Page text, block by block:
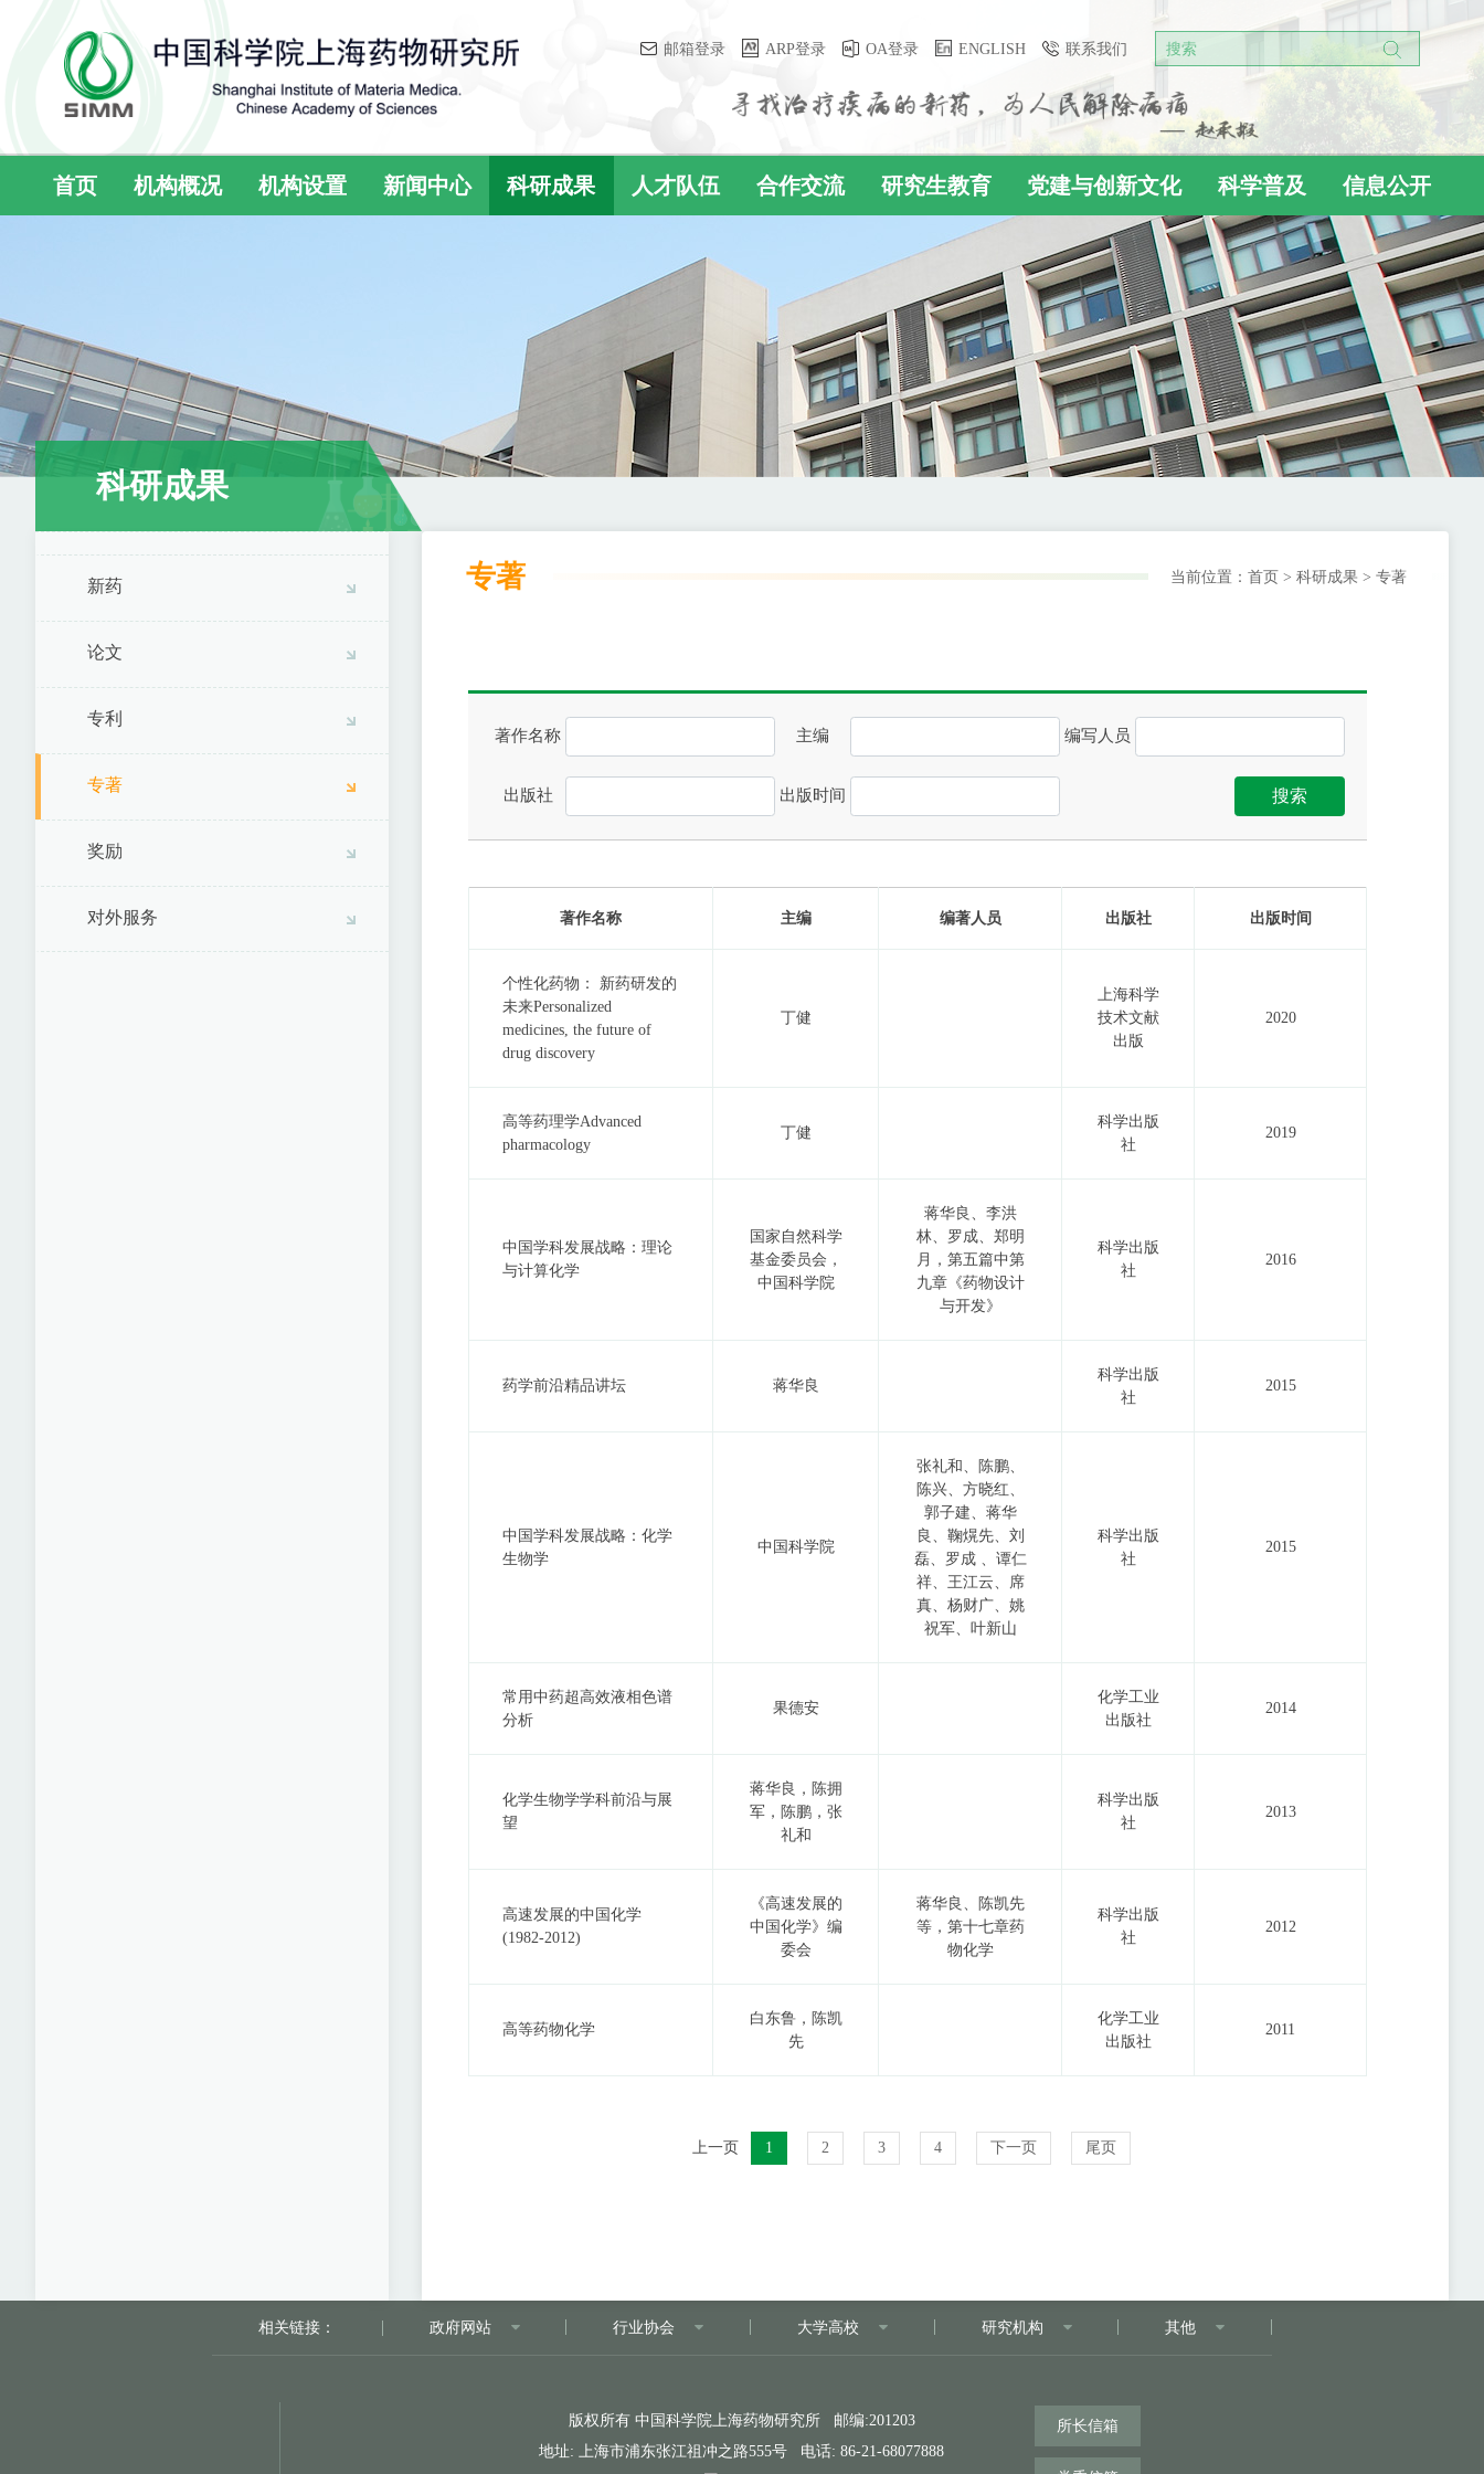
邮箱登录 ARP登录 OA登录 ENGLISH 联系我们 搜索
首页 机构概况 机构设置 新闻中心 科研成果 人才队伍 合作交流 研究生教育 党建与创新文化 科学普及 信息公开
科研成果
新药
论文
专利
专著
奖励
对外服务
专著 当前位置： 首页 > 科研成果 > 专著
著作名称 主编 编写人员
出版社 出版时间 搜索
著作名称 主编 编著人员 出版社 出版时间
个性化药物： 新药研发的
未来Personalized
medicines, the future of
drug discovery
丁健
上海科学
技术文献
出版
2020
高等药理学Advanced
pharmacology
丁健
科学出版
社
2019
中国学科发展战略：理论
与计算化学
国家自然科学
基金委员会，
中国科学院
蒋华良、李洪
林、罗成、郑明
月，第五篇中第
九章《药物设计
与开发》
科学出版
社
2016
药学前沿精品讲坛 蒋华良
科学出版
社
2015
中国学科发展战略：化学
生物学
中国科学院
张礼和、陈鹏、
陈兴、方晓红、
郭子建、蒋华
良、鞠熀先、刘
磊、罗成 、谭仁
祥、王江云、席
真、杨财广、姚
祝军、叶新山
科学出版
社
2015
常用中药超高效液相色谱
分析
果德安
化学工业
出版社
2014
化学生物学学科前沿与展
望
蒋华良，陈拥
军，陈鹏，张
礼和
科学出版
社
2013
高速发展的中国化学
(1982-2012)
《高速发展的
中国化学》编
委会
蒋华良、陈凯先
等，第十七章药
物化学
科学出版
社
2012
高等药物化学
白东鲁，陈凯
先
化学工业
出版社
2011
上一页 1 2 3 4 下一页 尾页
相关链接： 政府网站 行业协会 大学高校 研究机构 其他
版权所有 中国科学院上海药物研究所 邮编:201203
地址: 上海市浦东张江祖冲之路555号 电话: 86-21-68077888
所长信箱